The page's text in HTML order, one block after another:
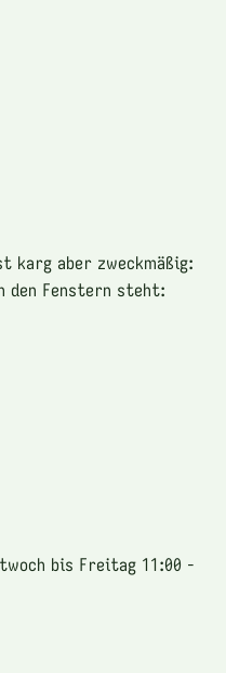
karg aber zweckmäßig:
den Fenstern steht:
bis Freitag 11:00 -